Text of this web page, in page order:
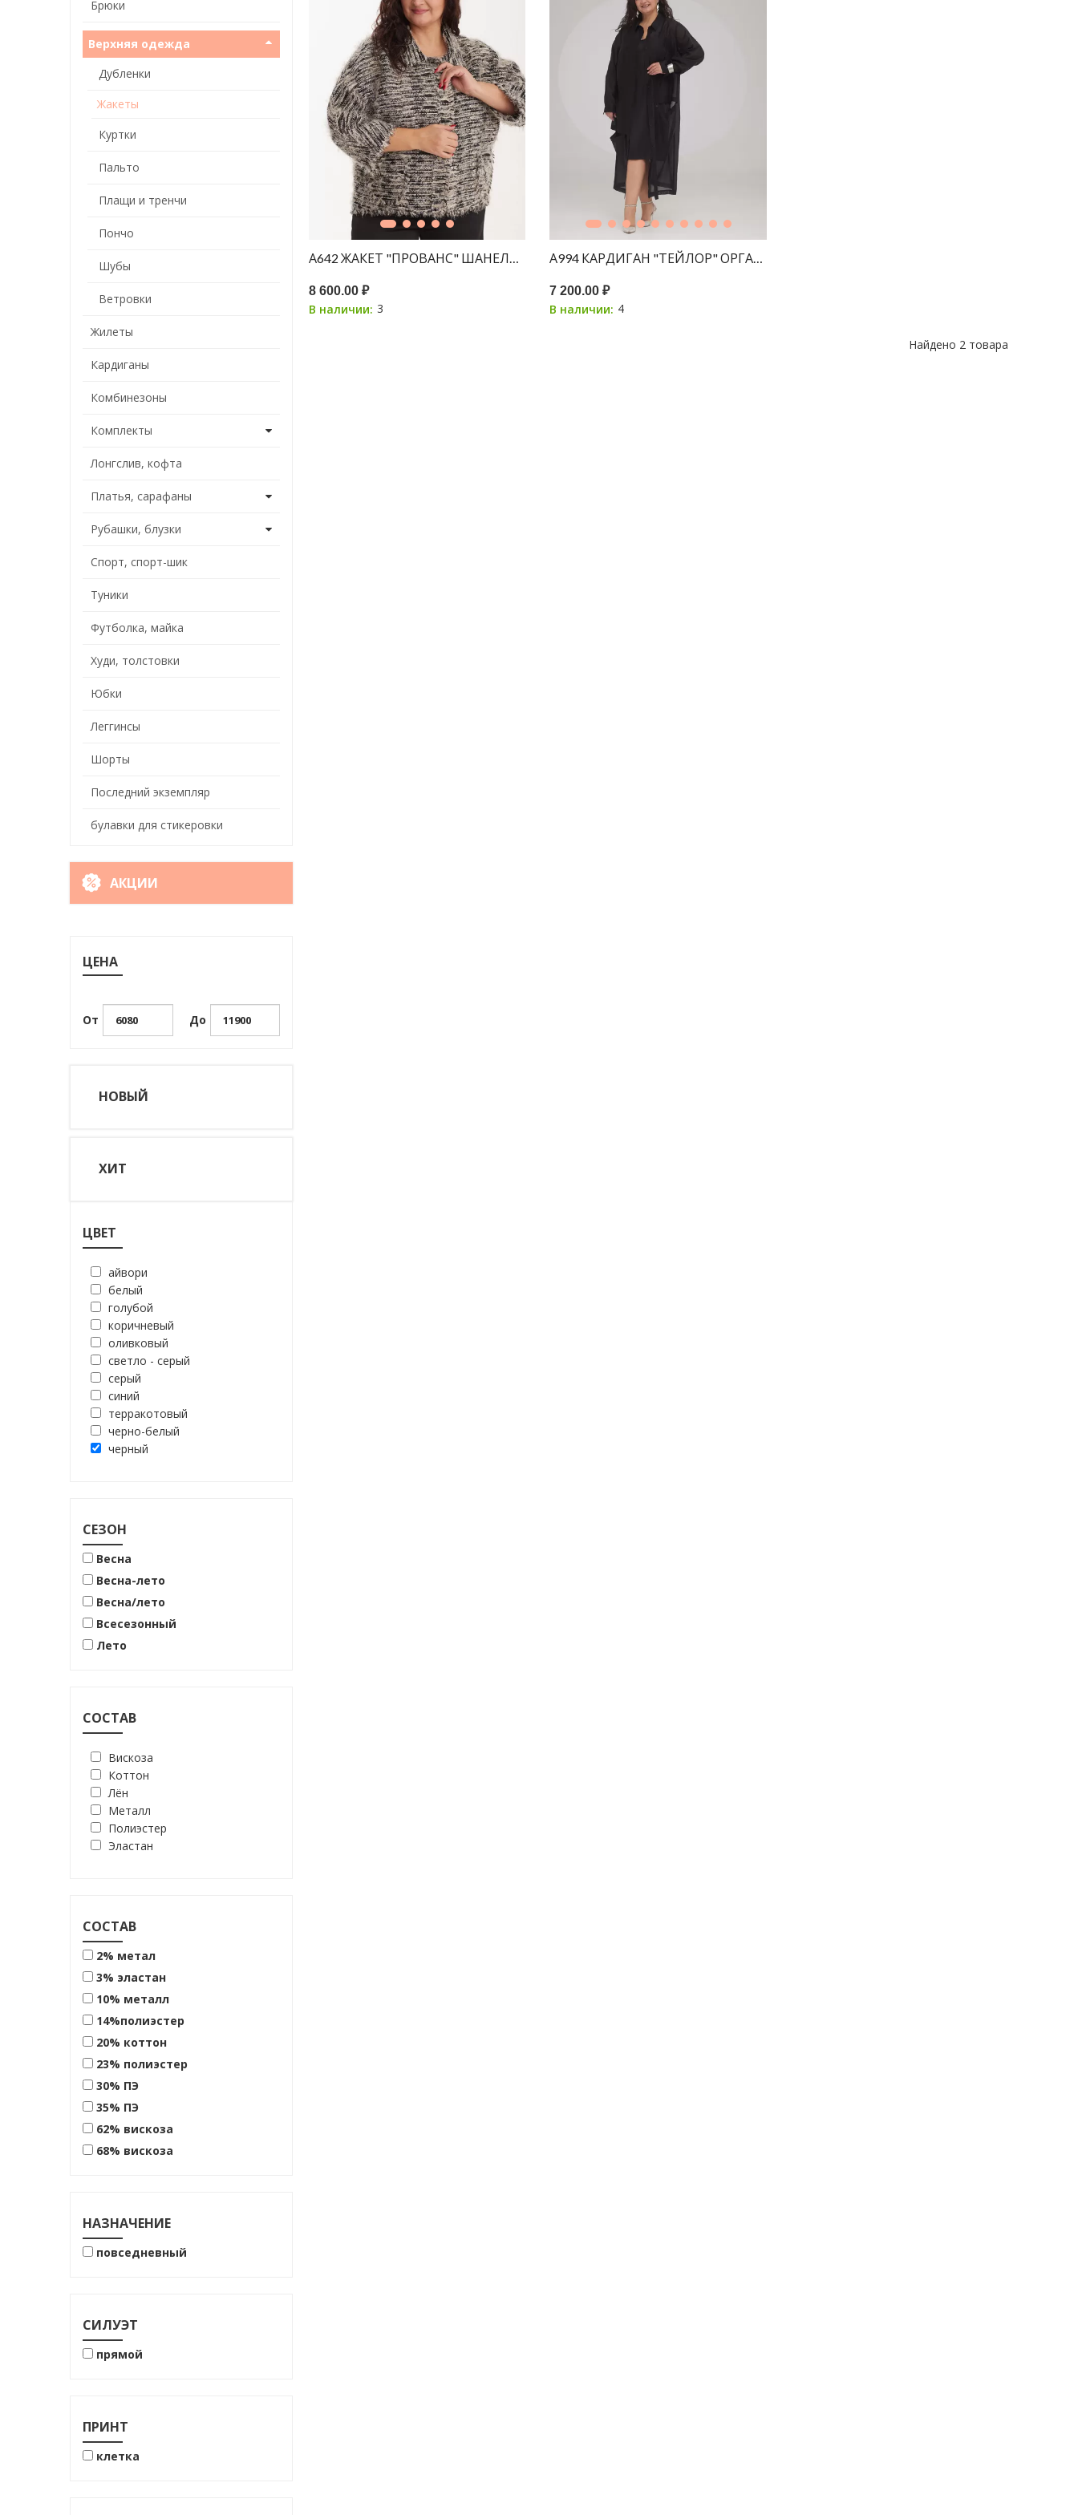
Брюки
Верхняя одежда
Дубленки
Жакеты
Куртки
Пальто
Плащи и тренчи
Пончо
Шубы
Ветровки
Жилеты
Кардиганы
Комбинезоны
Комплекты
Лонгслив, кофта
Платья, сарафаны
Рубашки, блузки
Спорт, спорт-шик
Туники
Футболка, майка
Худи, толстовки
Юбки
Леггинсы
Шорты
Последний экземпляр
булавки для стикеровки
АКЦИИ
ЦЕНА
От До
НОВЫЙ
ХИТ
ЦВЕТ
айвори
белый
голубой
коричневый
оливковый
светло - серый
серый
синий
терракотовый
черно-белый
черный
СЕЗОН
Весна
Весна-лето
Весна/лето
Всесезонный
Лето
СОСТАВ
Вискоза
Коттон
Лён
Металл
Полиэстер
Эластан
СОСТАВ
2% метал
3% эластан
10% металл
14%полиэстер
20% коттон
23% полиэстер
30% ПЭ
35% ПЭ
62% вискоза
68% вискоза
86%вискоза
100% лён
лён
НАЗНАЧЕНИЕ
повседневный
СИЛУЭТ
прямой
ПРИНТ
клетка
А642 ЖАКЕТ "ПРОВАНС" ШАНЕЛЬ ЧЕРНЫЙ БЕЛАЯ НИТЬ + ЛЮРЕКС (ТРАВКА)
8 600.00 ₽
В наличии: 3
А994 КАРДИГАН "ТЕЙЛОР" ОРГАНЗА ЧЕРНЫЙ
7 200.00 ₽
В наличии: 4
Найдено 2 товара